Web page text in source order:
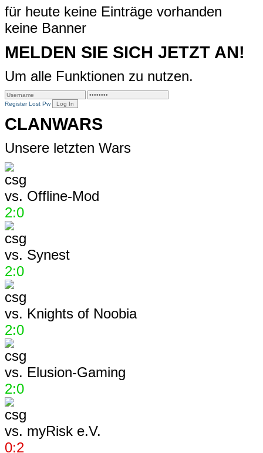
für heute keine Einträge vorhanden
keine Banner
MELDEN SIE SICH JETZT AN!
Um alle Funktionen zu nutzen.
Register Lost Pw
CLANWARS
Unsere letzten Wars
vs. Offline-Mod
2:0
vs. Synest
2:0
vs. Knights of Noobia
2:0
vs. Elusion-Gaming
2:0
vs. myRisk e.V.
0:2